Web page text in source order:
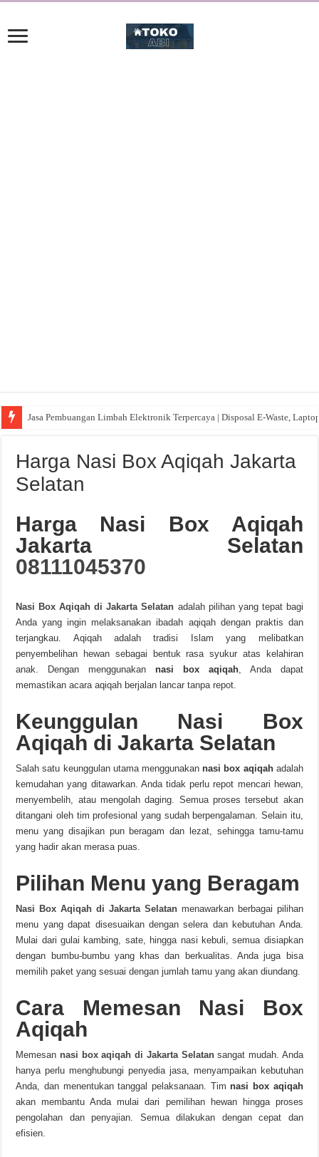
Jasa Pembuangan Limbah Elektronik Terpercaya | Disposal E-Waste,
Harga Nasi Box Aqiqah Jakarta
Selatan
Harga Nasi Box Aqiqah
Jakarta Selatan
08111045370
Nasi Box Aqiqah di Jakarta Selatan adalah pilihan yang tepat bagi
Anda yang ingin melaksanakan ibadah aqiqah dengan praktis dan
terjangkau. Aqiqah adalah tradisi Islam yang melibatkan
penyembelihan hewan sebagai bentuk rasa syukur atas kelahiran
anak. Dengan menggunakannasi box aqiqah, Anda dapat
memastikan acara aqiqah berjalan lancar tanpa repot.
Keunggulan Nasi Box
Aqiqah di Jakarta Selatan
Salah satu keunggulan utama menggunakannasi box aqiqahadalah
kemudahan yang ditawarkan. Anda tidak perlu repot mencari hewan,
menyembelih, atau mengolah daging. Semua proses tersebut akan
ditangani oleh tim profesional yang sudah berpengalaman. Selain itu,
menu yang disajikan pun beragam dan lezat, sehingga tamu-tamu
yang hadir akan merasa puas.
Pilihan Menu yang Beragam
Nasi Box Aqiqah di Jakarta Selatanmenawarkan berbagai pilihan
menu yang dapat disesuaikan dengan selera dan kebutuhan Anda.
Mulai dari gulai kambing, sate, hingga nasi kebuli, semua disiapkan
dengan bumbu-bumbu yang khas dan berkualitas. Anda juga bisa
memilih paket yang sesuai dengan jumlah tamu yang akan diundang.
Cara Memesan Nasi Box
Aqiqah
Memesan nasi box aqiqah di Jakarta Selatansangat mudah. Anda
hanya perlu menghubungi penyedia jasa, menyampaikan kebutuhan
Anda, dan menentukan tanggal pelaksanaan. Timnasi box aqiqah
akan membantu Anda mulai dari pemilihan hewan hingga proses
pengolahan dan penyajian. Semua dilakukan dengan cepat dan
efisien.